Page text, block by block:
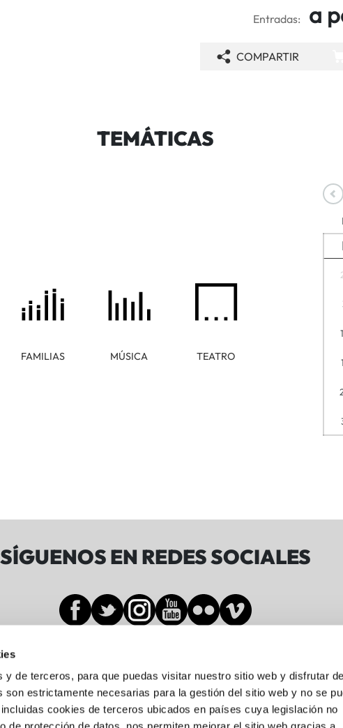
y de terceros, para que puedas visitar nuestro sitio web y disfrutar
son estrictamente necesarias para la gestión del sitio web y no se
cookies de terceros ubicados en países cuya legislación no
Entradas: a
COMPARTIR
TEMÁTICAS
FAMILIAS MÚSICA TEATRO
SÍGUENOS EN REDES SOCIALES
Sala BBK
Gran Vía de Don Diego López de Haro, 19-21